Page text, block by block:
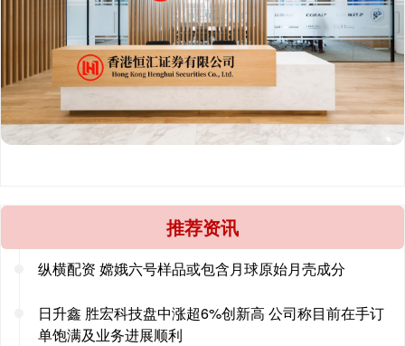
推荐资讯
纵横配资 嫦娥六号样品或包含月球原始月壳成分
日升鑫 胜宏科技盘中涨超6%创新高 公司称目前在手订
单饱满及业务进展顺利